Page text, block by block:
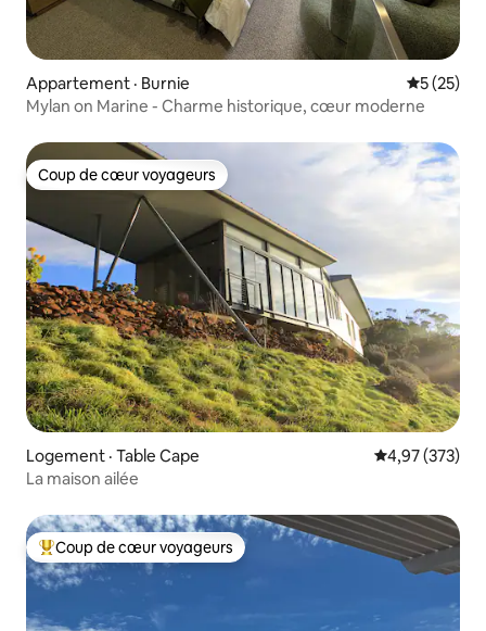
Appartement · Burnie Note
5 (25)
Mylan on Marine - Charme historique, cœur moderne
Coup de cœur voyageurs
Coup de cœur voyageurs
Logement · Table Cape Note
4,97 (373)
La maison ailée
Coup de cœur voyageurs parmi les plus aimés
Coup de cœur voyageurs